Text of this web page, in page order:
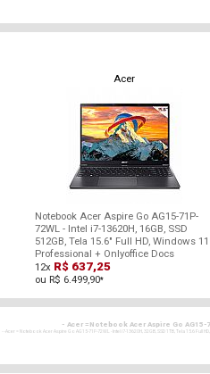
Acer
Notebook Acer Aspire Go AG15-71P-
72WL - Intel i7-13620H, 16GB, SSD
512GB, Tela 15.6" Full HD, Windows 11
Professional + Onlyoffice Docs
12x R$ 637,25
ou R$ 6.499,90*
- Acer =Notebook Acer Aspire Go
- - Acer = Notebook Acer Aspire Go AG15-71P-72WL - Intel i7-13620H, 32GB, SSD 1TB, Tela 15.6